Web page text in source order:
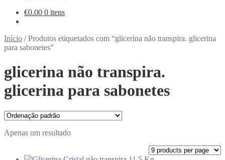
€0.00 0 itens
Início /Produtos etiquetados com “glicerina não transpira. glicerina
para sabonetes”
glicerina não transpira.
glicerina para sabonetes
Apenas um resultado